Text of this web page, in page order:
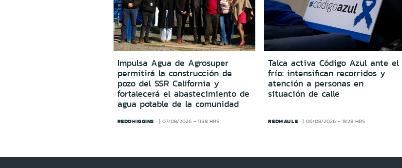
Impulsa Agua de Agrosuper
permitirá la construcción de
pozo del SSR California y
fortalecerá el abastecimiento de
agua potable de la comunidad
REDOHIGGINS 07/08/2026 - 11:38 HRS
Talca activa Código Azul ante el
frío: intensifican recorridos y
atención a personas en
situación de calle
REDMAULE 06/08/2026 - 19:28 HRS